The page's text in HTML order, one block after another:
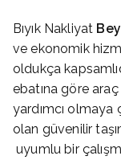
Bıyık Nakliyat
ve ekonomik
oldukça
ebatına göre
yardımcı olmaya
olan güvenilir
uyumlu bir